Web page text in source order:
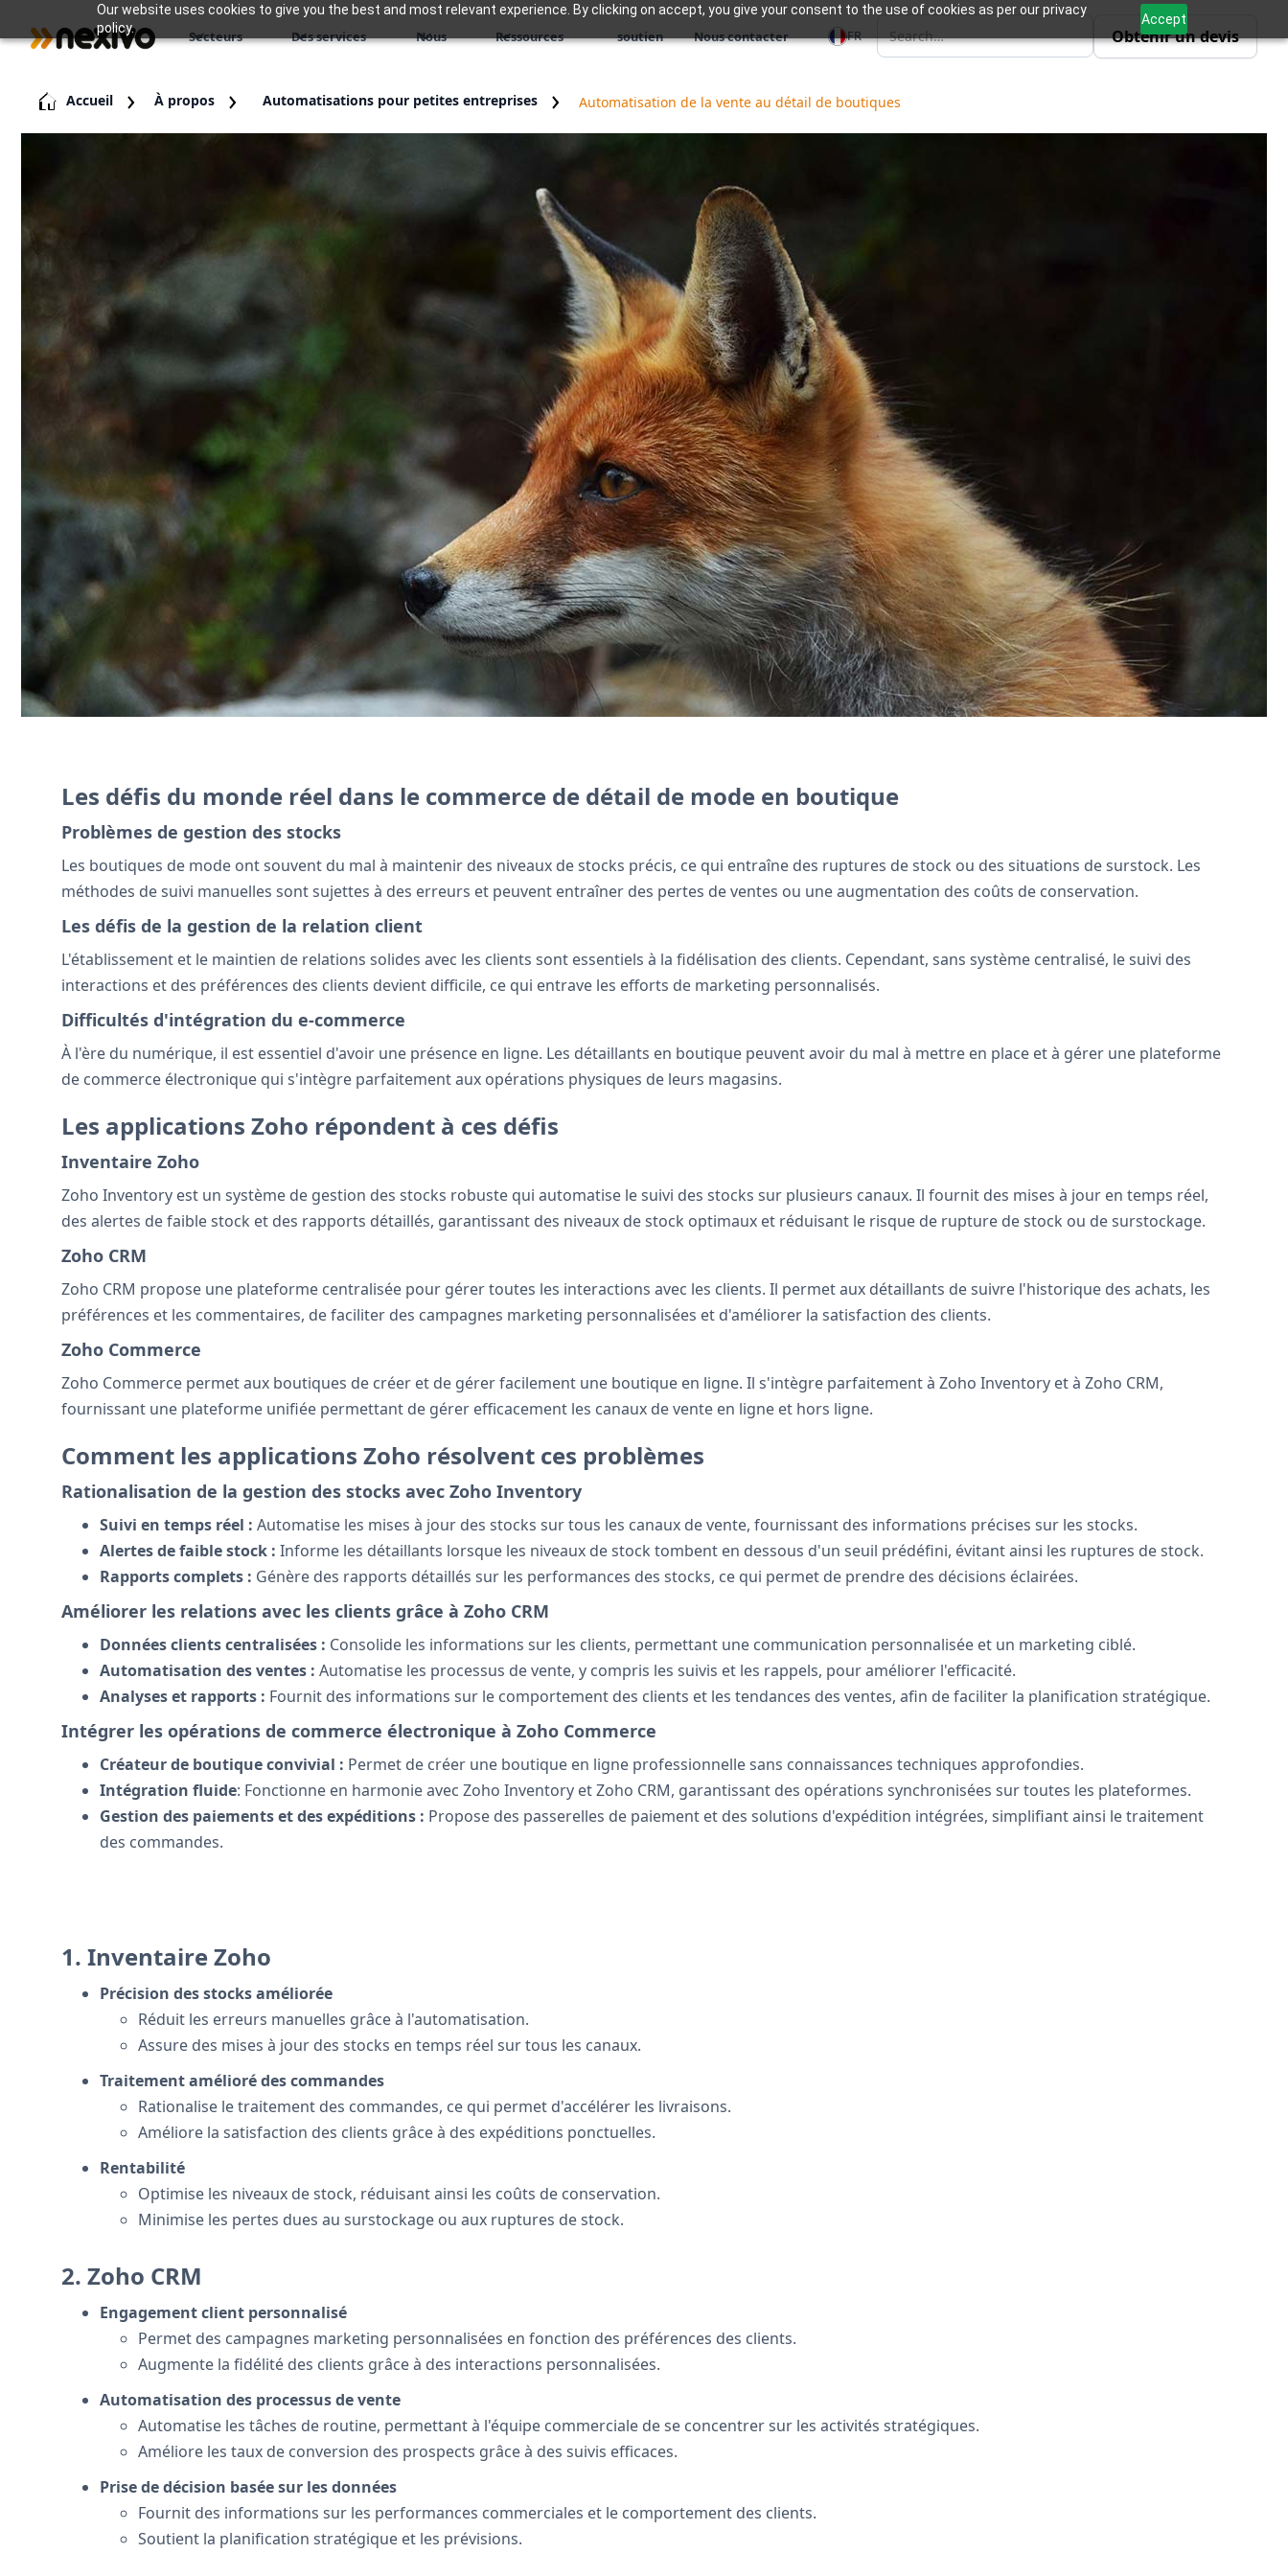
Our website uses cookies to give you the best and most relevant experience. By clicking on accept, you give your consent to the use of cookies as per our privacy
policy.
Accept
Secteurs Des services Nous Ressources soutien Nous contacter FR Obtenir un devis
Accueil À propos Automatisations pour petites entreprises Automatisation de la vente au détail de boutiques
Les boutiques utilisent Zoho CRM pour l'engagement client, Zoho Inventory pour le suivi des stocks, Zoho Commerce pour les
ventes en ligne et Zoho Books pour la comptabilité.
Nous contacter
Les défis du monde réel dans le commerce de détail de mode en boutique
Problèmes de gestion des stocks
Les boutiques de mode ont souvent du mal à maintenir des niveaux de stocks précis, ce qui entraîne des ruptures de stock ou des situations de surstock. Les
méthodes de suivi manuelles sont sujettes à des erreurs et peuvent entraîner des pertes de ventes ou une augmentation des coûts de conservation.
Les défis de la gestion de la relation client
L'établissement et le maintien de relations solides avec les clients sont essentiels à la fidélisation des clients. Cependant, sans système centralisé, le suivi des
interactions et des préférences des clients devient difficile, ce qui entrave les efforts de marketing personnalisés.
Difficultés d'intégration du e-commerce
À l'ère du numérique, il est essentiel d'avoir une présence en ligne. Les détaillants en boutique peuvent avoir du mal à mettre en place et à gérer une plateforme
de commerce électronique qui s'intègre parfaitement aux opérations physiques de leurs magasins.
Les applications Zoho répondent à ces défis
Inventaire Zoho
Zoho Inventory est un système de gestion des stocks robuste qui automatise le suivi des stocks sur plusieurs canaux. Il fournit des mises à jour en temps réel,
des alertes de faible stock et des rapports détaillés, garantissant des niveaux de stock optimaux et réduisant le risque de rupture de stock ou de surstockage.
Zoho CRM
Zoho CRM propose une plateforme centralisée pour gérer toutes les interactions avec les clients. Il permet aux détaillants de suivre l'historique des achats, les
préférences et les commentaires, de faciliter des campagnes marketing personnalisées et d'améliorer la satisfaction des clients.
Zoho Commerce
Zoho Commerce permet aux boutiques de créer et de gérer facilement une boutique en ligne. Il s'intègre parfaitement à Zoho Inventory et à Zoho CRM,
fournissant une plateforme unifiée permettant de gérer efficacement les canaux de vente en ligne et hors ligne.
Comment les applications Zoho résolvent ces problèmes
Rationalisation de la gestion des stocks avec Zoho Inventory
Suivi en temps réel : Automatise les mises à jour des stocks sur tous les canaux de vente, fournissant des informations précises sur les stocks.
Alertes de faible stock : Informe les détaillants lorsque les niveaux de stock tombent en dessous d'un seuil prédéfini, évitant ainsi les ruptures de stock.
Rapports complets : Génère des rapports détaillés sur les performances des stocks, ce qui permet de prendre des décisions éclairées.
Améliorer les relations avec les clients grâce à Zoho CRM
Données clients centralisées : Consolide les informations sur les clients, permettant une communication personnalisée et un marketing ciblé.
Automatisation des ventes : Automatise les processus de vente, y compris les suivis et les rappels, pour améliorer l'efficacité.
Analyses et rapports : Fournit des informations sur le comportement des clients et les tendances des ventes, afin de faciliter la planification stratégique.
Intégrer les opérations de commerce électronique à Zoho Commerce
Créateur de boutique convivial : Permet de créer une boutique en ligne professionnelle sans connaissances techniques approfondies.
Intégration fluide: Fonctionne en harmonie avec Zoho Inventory et Zoho CRM, garantissant des opérations synchronisées sur toutes les plateformes.
Gestion des paiements et des expéditions : Propose des passerelles de paiement et des solutions d'expédition intégrées, simplifiant ainsi le traitement
des commandes.
1. Inventaire Zoho
Précision des stocks améliorée
Réduit les erreurs manuelles grâce à l'automatisation.
Assure des mises à jour des stocks en temps réel sur tous les canaux.
Traitement amélioré des commandes
Rationalise le traitement des commandes, ce qui permet d'accélérer les livraisons.
Améliore la satisfaction des clients grâce à des expéditions ponctuelles.
Rentabilité
Optimise les niveaux de stock, réduisant ainsi les coûts de conservation.
Minimise les pertes dues au surstockage ou aux ruptures de stock.
2. Zoho CRM
Engagement client personnalisé
Permet des campagnes marketing personnalisées en fonction des préférences des clients.
Augmente la fidélité des clients grâce à des interactions personnalisées.
Automatisation des processus de vente
Automatise les tâches de routine, permettant à l'équipe commerciale de se concentrer sur les activités stratégiques.
Améliore les taux de conversion des prospects grâce à des suivis efficaces.
Prise de décision basée sur les données
Fournit des informations sur les performances commerciales et le comportement des clients.
Soutient la planification stratégique et les prévisions.